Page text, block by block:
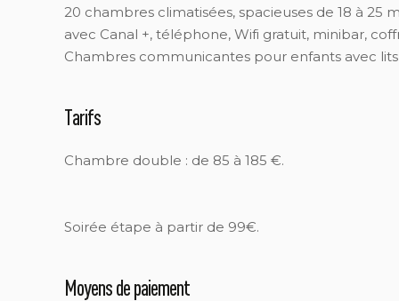
20 chambres climatisées, spacieuses de 18 à 25
avec Canal +, téléphone, Wifi gratuit, minibar,
Chambres communicantes pour enfants avec
Tarifs
Chambre double : de 85 à 185 €.
Soirée étape à partir de 99€.
Moyens de paiement